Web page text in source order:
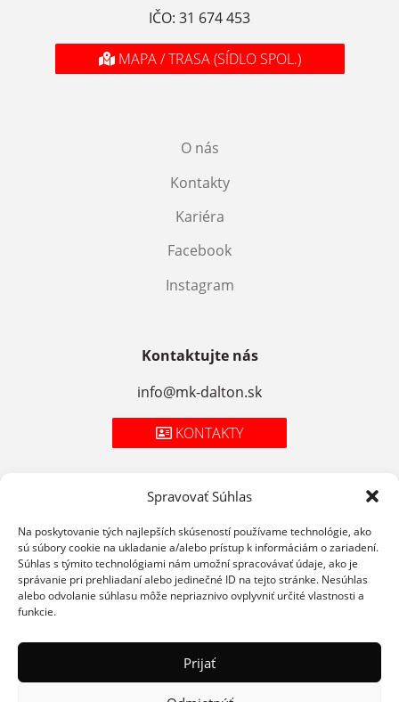
Spravovať Súhlas
Na poskytovanie tých najlepších skúseností používame technológie, ako
sú súbory cookie na ukladanie a/alebo prístup k informáciám o zariadení.
Súhlas s týmito technológiami nám umožní spracovávať údaje, ako je
správanie pri prehliadaní alebo jedinečné ID na tejto stránke. Nesúhlas
alebo odvolanie súhlasu môže nepriaznivo ovplyvniť určité vlastnosti a
funkcie.
Prijať
IČO: 31 674 453
MAPA / TRASA (SÍDLO SPOL.)
O nás
Kontakty
Kariéra
Facebook
Instagram
Kontaktujte nás
info@mk-dalton.sk
KONTAKTY
Cookies
Podmienky použitia